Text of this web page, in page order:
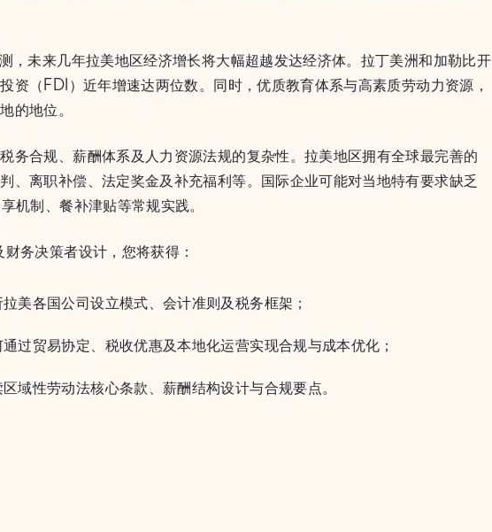
，未来几年拉美地区经济增长将大幅超越发达经济体。拉丁美洲和加勒比开
资（FDI）近年增速达两位数。同时，优质教育体系与高素质劳动力资源，
的地位。
务合规、薪酬体系及人力资源法规的复杂性。拉美地区拥有全球最完善的
、离职补偿、法定奖金及补充福利等。国际企业可能对当地特有要求缺乏
机制、餐补津贴等常规实践。
务决策者设计，您将获得：
各国公司设立模式、会计准则及税务框架；
贸易协定、税收优惠及本地化运营实现合规与成本优化；
性劳动法核心条款、薪酬结构设计与合规要点。